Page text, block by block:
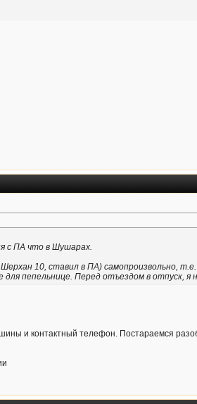
с ПА что в Шушарах.
10, ставил в ПА) самопроизвольно,
пепельнице. Перед отъездом в отпуск, я
и контактный телефон. Постараемся